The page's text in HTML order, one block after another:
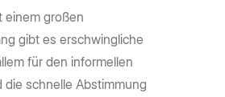
einem großen
gibt es erschwingliche
für den informellen
die schnelle Abstimmung